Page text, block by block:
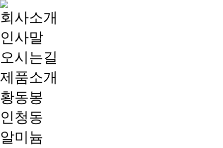
회사소개
인사말
오시는길
제품소개
황동봉
인청동
알미늄